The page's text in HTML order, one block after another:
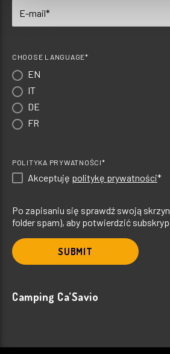
CHOOSE LANGUAGE*
EN
IT
DE
FR
POLITYKA PRYWATNOŚCI*
Akceptuję politykę prywatności*
Po zapisaniu się sprawdź swoją
folder spam), aby potwierdzić
SUBMIT
Camping Ca’Savio